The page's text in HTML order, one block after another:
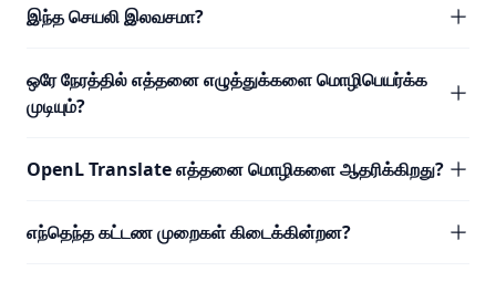
இந்த செயலி இலவசமா?
ஒரே நேரத்தில் எத்தனை எழுத்துக்களை மொழிபெயர்க்க
முடியும்?
OpenL Translate எத்தனை மொழிகளை ஆதரிக்கிறது?
எந்தெந்த கட்டண முறைகள் கிடைக்கின்றன?